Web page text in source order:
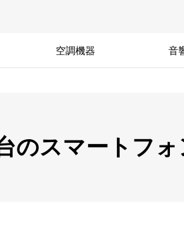
空調機器 音
のスマートフ